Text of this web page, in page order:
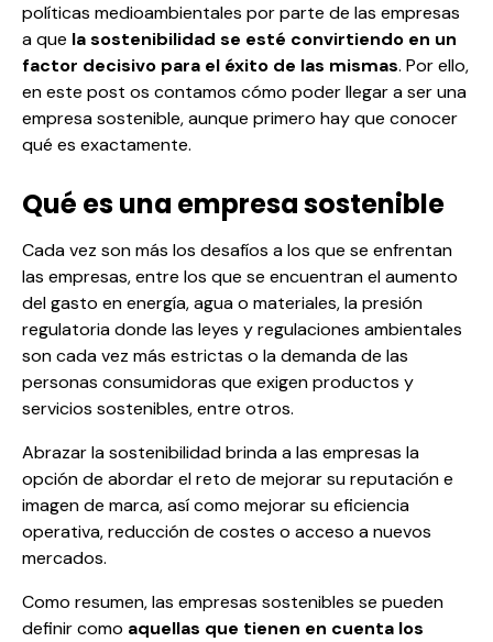
políticas medioambientales por parte de las empresas
a que la sostenibilidad se esté convirtiendo en un
factor decisivo para el éxito de las mismas. Por ello,
en este post os contamos cómo poder llegar a ser una
empresa sostenible, aunque primero hay que conocer
qué es exactamente.
Qué es una empresa sostenible
Cada vez son más los desafíos a los que se enfrentan
las empresas, entre los que se encuentran el aumento
del gasto en energía, agua o materiales, la presión
regulatoria donde las leyes y regulaciones ambientales
son cada vez más estrictas o la demanda de las
personas consumidoras que exigen productos y
servicios sostenibles, entre otros.
Abrazar la sostenibilidad brinda a las empresas la
opción de abordar el reto de mejorar su reputación e
imagen de marca, así como mejorar su eficiencia
operativa, reducción de costes o acceso a nuevos
mercados.
Como resumen, las empresas sostenibles se pueden
definir como aquellas que tienen en cuenta los